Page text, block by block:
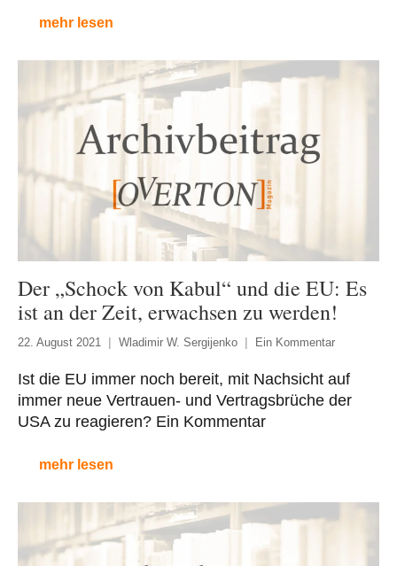
mehr lesen
Der „Schock von Kabul“ und die EU: Es
ist an der Zeit, erwachsen zu werden!
22. August 2021 Wladimir W. Sergijenko Ein Kommentar
Ist die EU immer noch bereit, mit Nachsicht auf
immer neue Vertrauen- und Vertragsbrüche der
USA zu reagieren? Ein Kommentar
mehr lesen